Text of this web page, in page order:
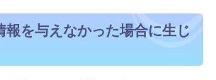
報を与えなかった場合に生じ